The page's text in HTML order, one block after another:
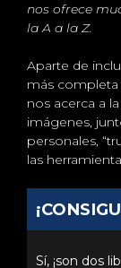
nos ofrece
la A a la Z.
Aparte de
más completa
nos acerca a
imágenes,
personales,
las
Sí, ¡son dos